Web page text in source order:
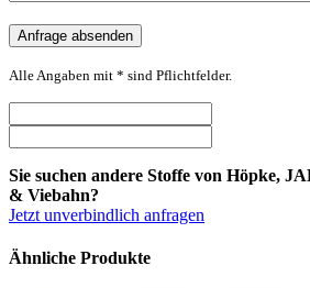
Alle Angaben mit * sind Pflichtfelder.
Sie suchen andere Stoffe von Höpke,
& Viebahn?
Jetzt unverbindlich anfragen
Ähnliche Produkte